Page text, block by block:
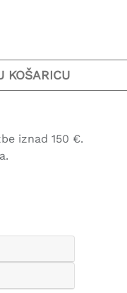
KOŠARICU
iznad 150 €.